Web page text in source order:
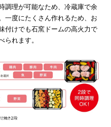
調理が可能なため、冷蔵庫で余
一度にたくさん作れるため、お
付けでも石窯ドームの高火力で
られます。